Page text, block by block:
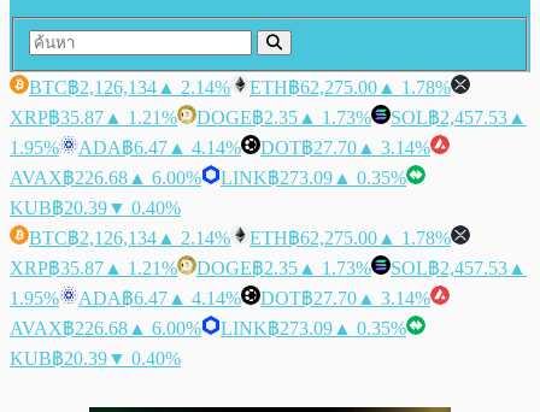
BTC฿2,126,134 ▲ 2.14% ETH฿62,275.00 ▲ 1.78%
XRP฿35.87 ▲ 1.21% DOGE฿2.35 ▲ 1.73% SOL฿2,457.53 ▲
1.95%
ADA฿6.47 ▲ 4.14% DOT฿27.70 ▲ 3.14%
AVAX฿226.68 ▲ 6.00% LINK฿273.09 ▲ 0.35%
KUB฿20.39▼ 0.40%
BTC฿2,126,134 ▲ 2.14% ETH฿62,275.00 ▲ 1.78%
XRP฿35.87 ▲ 1.21% DOGE฿2.35 ▲ 1.73% SOL฿2,457.53 ▲
1.95%
ADA฿6.47 ▲ 4.14% DOT฿27.70 ▲ 3.14%
AVAX฿226.68 ▲ 6.00% LINK฿273.09 ▲ 0.35%
KUB฿20.39▼ 0.40%